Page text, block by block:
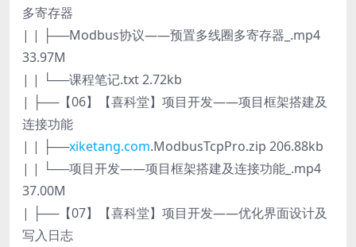
多寄存器
| | ├──Modbus协议——预置多线圈多寄存器_.mp4
33.97M
| | └──课程笔记.txt 2.72kb
| ├──【06】【喜科堂】项目开发——项目框架搭建及
连接功能
| | ├──xiketang.com.ModbusTcpPro.zip 206.88kb
| | └──项目开发——项目框架搭建及连接功能_.mp4
37.00M
| ├──【07】【喜科堂】项目开发——优化界面设计及
写入日志